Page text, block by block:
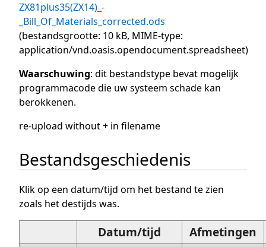
ZX81plus35(ZX14)_-
_Bill_Of_Materials_corrected.ods
(bestandsgrootte: 10 kB, MIME-type:
application/vnd.oasis.opendocument.spreadsheet)
Waarschuwing: dit bestandstype bevat mogelijk
programmacode die uw systeem schade kan
berokkenen.
re-upload without + in filename
Bestandsgeschiedenis
Klik op een datum/tijd om het bestand te zien
zoals het destijds was.
Datum/tijd Afmetingen